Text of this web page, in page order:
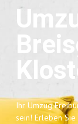
Ihr Umzug
sein! Erleben Sie